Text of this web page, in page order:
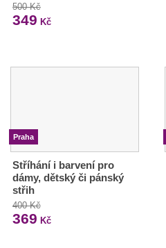
500 Kč
349 Kč
Praha
Stříhání i barvení pro
dámy, dětský či pánský
střih
400 Kč
369 Kč